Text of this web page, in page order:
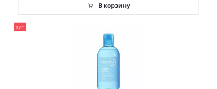
В корзину
хит